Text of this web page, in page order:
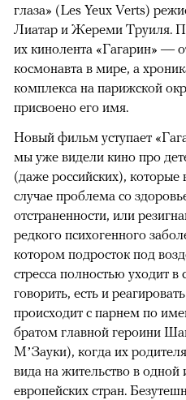
глаза» (Les Yeux Verts)
Лиатар и Жереми Труиля.
их кинолента «Гагарин» —
космонавта в мире, а
комплекса на парижской
присвоено его имя.
Новый фильм уступает
мы уже видели кино про
(даже российских),
случае проблема со
отстраненности, или
редкого психогенного
котором подросток под
стресса полностью уходит в
говорить, есть и
происходит с парнем по
братом главной героини
М’Зауки), когда их
вида на жительство в одной
европейских стран.